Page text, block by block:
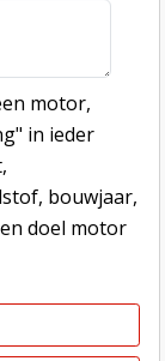
motor,
in ieder
bouwjaar,
doel motor